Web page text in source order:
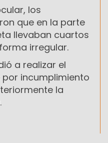
los
que en la parte
llevaban cuartos
irregular.
a realizar el
incumplimiento
la